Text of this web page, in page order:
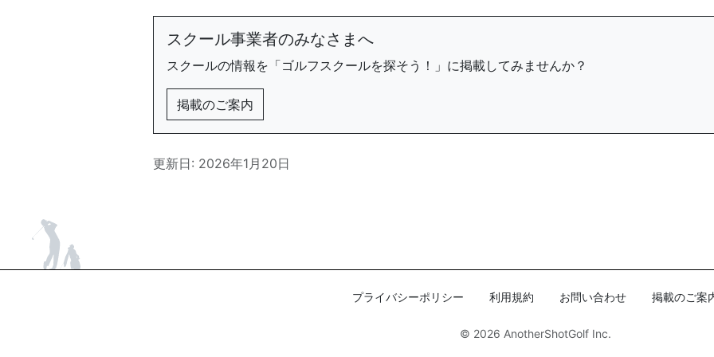
スクール事業者のみなさまへ
スクールの情報を「ゴルフスクールを探そう！」に掲載してみませんか？
掲載のご案内
更新日: 2026年1月20日
プライバシーポリシー 利用規約 お問い合わせ 掲載のご案
© 2026 AnotherShotGolf Inc.